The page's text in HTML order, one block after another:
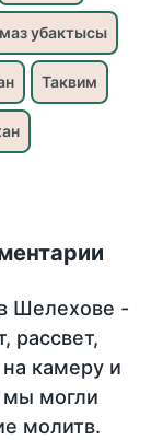
убактысы
Таквим
Шелехове -
рассвет,
камеру и
мы могли
молитв.